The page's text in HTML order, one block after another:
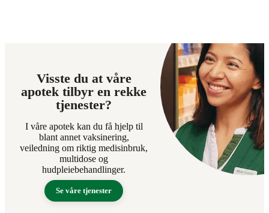
Visste du at våre
apotek tilbyr en rekke
tjenester?
I våre apotek kan du få hjelp til
blant annet vaksinering,
veiledning om riktig medisinbruk,
multidose og
hudpleiebehandlinger.
Se våre tjenester